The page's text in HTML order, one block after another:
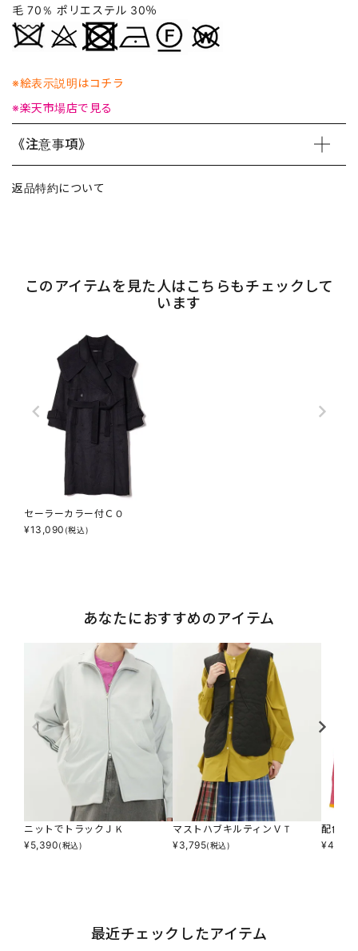
毛 70％ ポリエステル 30％
※絵表示説明はコチラ
※楽天市場店で見る
《注意事項》
返品特約について
このアイテムを見た人はこちらもチェックして
います
セーラーカラー付ＣＯ
¥13,090 (税込)
あなたにおすすめのアイテム
ニットでトラックＪＫ
¥5,390(税込)
マストハブキルティンＶＴ
¥3,795(税込)
配色ラ
¥4,895
最近チェックしたアイテム